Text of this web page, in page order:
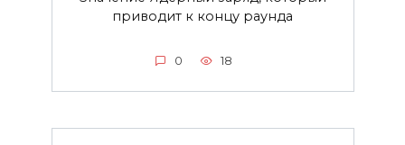
приводит к концу раунда
0 18